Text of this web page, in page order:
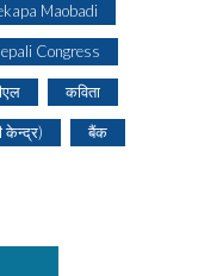
Maobadi
Congress
कविता
केन्द्र) बैंक